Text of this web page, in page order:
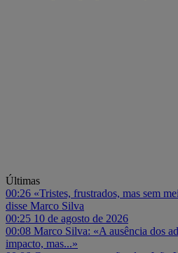
Últimas
00:26 «Tristes, frustrados, mas sem
disse Marco Silva
00:25 10 de agosto de 2026
00:08 Marco Silva: «A ausência dos
impacto, mas...»